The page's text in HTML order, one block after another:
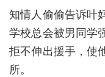
知情人偷偷告诉叶
学校总会被男同学
拒不伸出援手，使
所。